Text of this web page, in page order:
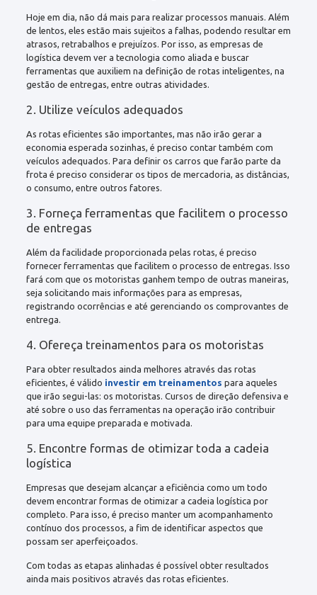
Hoje em dia, não dá mais para realizar processos manuais. Além
de lentos, eles estão mais sujeitos a falhas, podendo resultar em
atrasos, retrabalhos e prejuízos. Por isso, as empresas de
logística devem ver a tecnologia como aliada e buscar
ferramentas que auxiliem na definição de rotas inteligentes, na
gestão de entregas, entre outras atividades.
2. Utilize veículos adequados
As rotas eficientes são importantes, mas não irão gerar a
economia esperada sozinhas, é preciso contar também com
veículos adequados. Para definir os carros que farão parte da
frota é preciso considerar os tipos de mercadoria, as distâncias,
o consumo, entre outros fatores.
3. Forneça ferramentas que facilitem o processo
de entregas
Além da facilidade proporcionada pelas rotas, é preciso
fornecer ferramentas que facilitem o processo de entregas. Isso
fará com que os motoristas ganhem tempo de outras maneiras,
seja solicitando mais informações para as empresas,
registrando ocorrências e até gerenciando os comprovantes de
entrega.
4. Ofereça treinamentos para os motoristas
Para obter resultados ainda melhores através das rotas
eficientes, é válido investir em treinamentos para aqueles
que irão segui-las: os motoristas. Cursos de direção defensiva e
até sobre o uso das ferramentas na operação irão contribuir
para uma equipe preparada e motivada.
5. Encontre formas de otimizar toda a cadeia
logística
Empresas que desejam alcançar a eficiência como um todo
devem encontrar formas de otimizar a cadeia logística por
completo. Para isso, é preciso manter um acompanhamento
contínuo dos processos, a fim de identificar aspectos que
possam ser aperfeiçoados.
Com todas as etapas alinhadas é possível obter resultados
ainda mais positivos através das rotas eficientes.